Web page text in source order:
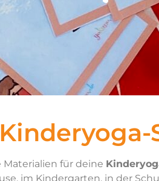
für deine
im Kindergarten, in der